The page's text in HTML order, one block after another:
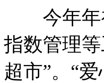
今年年初
指数管理
超市”。“